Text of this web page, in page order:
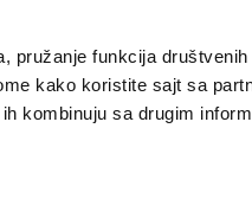
pružanje funkcija društvenih
kako koristite sajt sa
kombinuju sa drugim